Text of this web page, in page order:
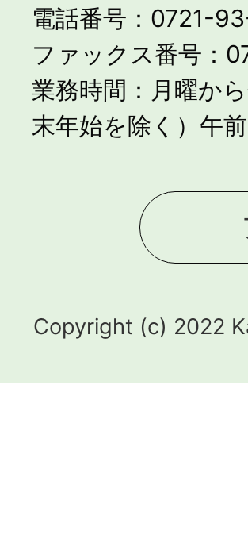
電話番号：0721-
ファックス番号：
業務時間：月曜か
末年始を除く）午
Copyright (c) 2022